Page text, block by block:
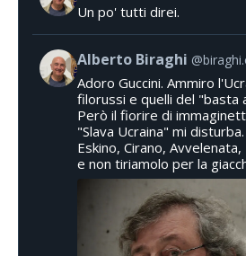
Un po' tutti direi.
Alberto Biraghi
Adoro Guccini. Ammiro
filorussi e quelli del "basta
Però il fiorire di
"Slava Ucraina" mi
Eskino, Cirano,
e non tiriamolo per la